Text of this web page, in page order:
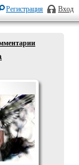
Регистрация Вход